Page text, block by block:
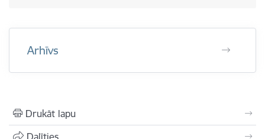
Arhīvs
Drukāt lapu
Dalīties